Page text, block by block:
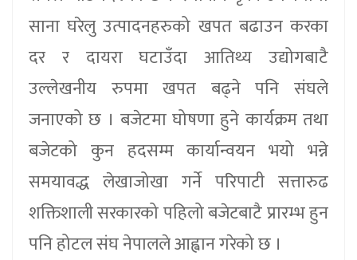
साना घरेलु उत्पादनहरुको खपत बढाउन करका
दर र दायरा घटाउँदा आतिथ्य उद्योगबाटै
उल्लेखनीय रुपमा खपत बढ्ने पनि संघले
जनाएको छ । बजेटमा घोषणा हुने कार्यक्रम तथा
बजेटको कुन हदसम्म कार्यान्वयन भयो भन्ने
समयावद्ध लेखाजोखा गर्ने परिपाटी सत्तारुढ
शक्तिशाली सरकारको पहिलो बजेटबाटै प्रारम्भ हुन
पनि होटल संघ नेपालले आह्वान गरेको छ ।